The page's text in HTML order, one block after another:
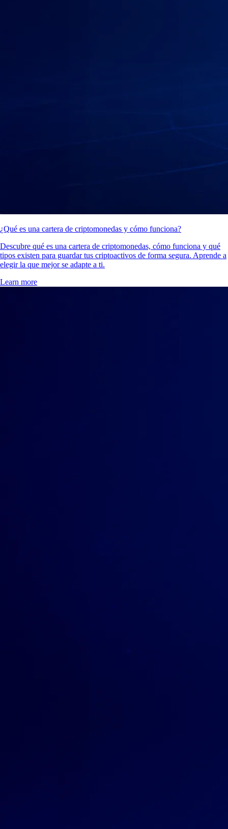
¿Qué es una cartera de criptomonedas y cómo funciona?
Descubre qué es una cartera de criptomonedas, cómo funciona y qué
tipos existen para guardar tus criptoactivos de forma segura. Aprende a
elegir la que mejor se adapte a ti.
Learn more